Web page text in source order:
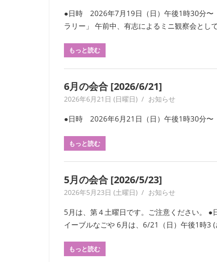
ィ
ー
ル
ド
ク
に
り
記
録・
す
る
動
を
続
け
●日時 2026年7月19日（日）午後1時30分
ラリー」 午前中、有志によるミニ観察会とし
もっと読む
6月の会合 [2026/6/21]
2026年6月21日 (日曜日) yagaiken
お知らせ
●日時 2026年6月21日（日）午後1時30分
もっと読む
5月の会合 [2026/5/23]
2026年5月23日 (土曜日) yagaiken
お知らせ
5月は、第４土曜日です。ご注意ください
イーブルなごや 6月は、6/21（日）午後1時3
もっと読む